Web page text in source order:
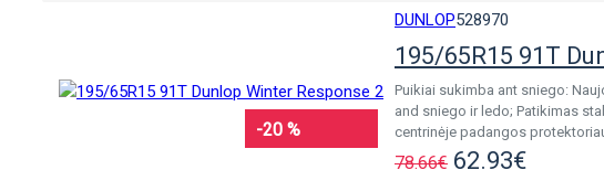
-20 %
DUNLOP528970
195/65R15 91T
Puikiai sukimba ant sniego:
and sniego ir ledo; Patikimas
centrinėje padangos
78.66€ 62.93€